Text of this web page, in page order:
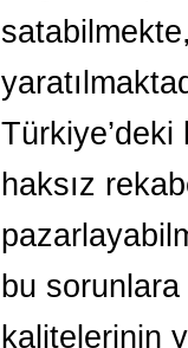
haksız
bu
kalitelerinin